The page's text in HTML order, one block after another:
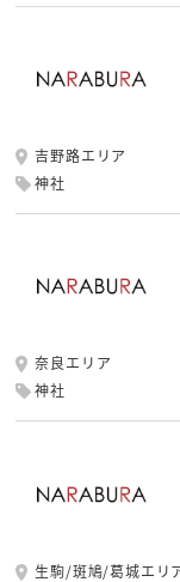
吉野路エリア
神社
奈良エリア
神社
生駒/斑鳩/葛城エリ